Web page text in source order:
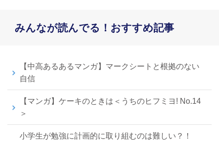
みんなが読んでる！おすすめ記事
【中高あるあるマンガ】マークシートと根拠のない
自信
【マンガ】ケーキのときは＜うちのヒフミヨ! No.14
＞
小学生が勉強に計画的に取り組むのは難しい？！